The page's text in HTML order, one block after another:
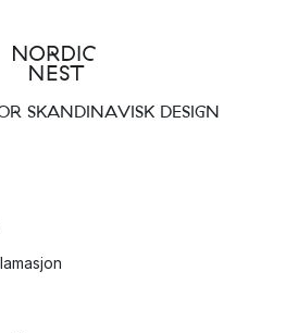
SKANDINAVISK DESIGN